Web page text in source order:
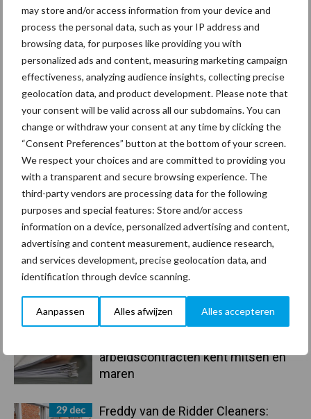
may store and/or access information from your device and
process the personal data, such as your IP address and
browsing data, for purposes like providing you with
personalized ads and content, measuring marketing campaign
effectiveness, analyzing audience insights, collecting precise
geolocation data, and product development. Please note that
your consent will be valid across all our subdomains. You can
change or withdraw your consent at any time by clicking the
“Consent Preferences” button at the bottom of your screen.
We respect your choices and are committed to providing you
with a transparent and secure browsing experience. The
third-party vendors are processing data for the following
purposes and special features: Store and/or access
information on a device, personalized advertising and content,
advertising and content measurement, audience research,
and services development, precise geolocation data, and
identification through device scanning.
Aanpassen Alles afwijzen Alles accepteren
Primaire
Sidebar
Recent nieuws Partner nieuws
arbeidscontracten kent mitsen en
maren
29 dec
Freddy van de Ridder Cleaners:
Thema's Vakpartners
Coronavirus UVC
Toon meer